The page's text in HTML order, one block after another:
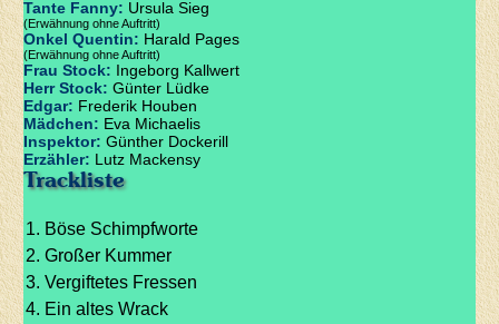
Tante Fanny: Ursula Sieg
(Erwähnung ohne Auftritt)
Onkel Quentin: Harald Pages
(Erwähnung ohne Auftritt)
Frau Stock: Ingeborg Kallwert
Herr Stock:Günter Lüdke
Edgar: Frederik Houben
Mädchen: Eva Michaelis
Inspektor:Günther Dockerill
Erzähler: Lutz Mackensy
Trackliste
Böse Schimpfworte
Großer Kummer
Vergiftetes Fressen
Ein altes Wrack